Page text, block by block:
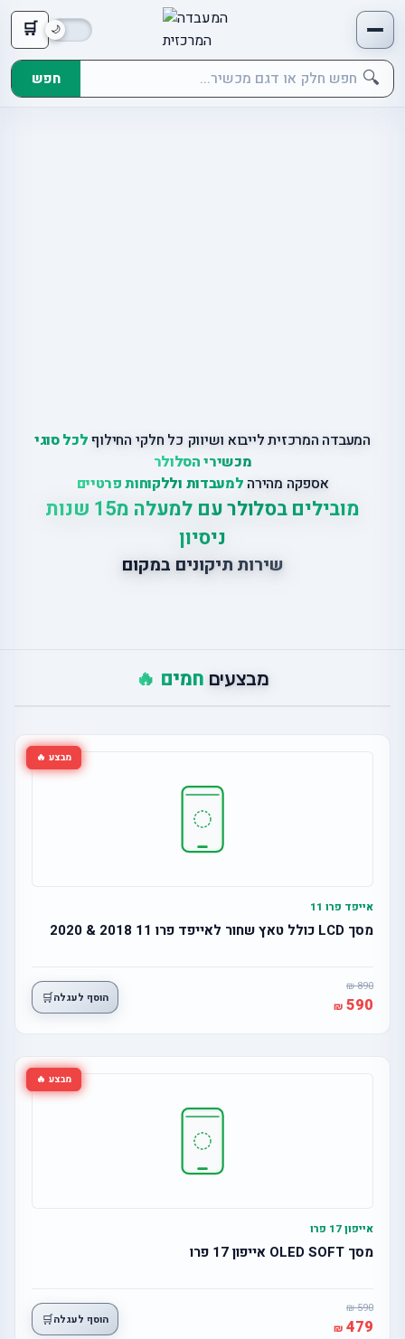
🛒
🔍 חפש
המעבדה המרכזית לייבוא ושיווק כל חלקי החילוףלכל סוגי
מכשירי הסלולר
אספקה מהירה למעבדות וללקוחות פרטיים
מובילים בסלולר עם למעלה מ15 שנות
ניסיון
שירות תיקונים במקום
מבצעים חמים 🔥
מבצע 🔥
אייפד פרו 11
מסך LCD כולל טאץ שחור לאייפד פרו 11 2018 & 2020
890
590 הוסף לעגלה🛒
מבצע 🔥
אייפון 17 פרו
מסך OLED SOFT אייפון 17 פרו
590
479 הוסף לעגלה🛒